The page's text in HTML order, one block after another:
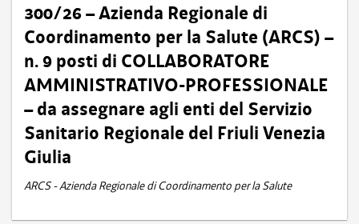
300/26 – Azienda Regionale di
Coordinamento per la Salute (ARCS) –
n. 9 posti di COLLABORATORE
AMMINISTRATIVO-PROFESSIONALE
– da assegnare agli enti del Servizio
Sanitario Regionale del Friuli Venezia
Giulia
ARCS - Azienda Regionale di Coordinamento per la Salute